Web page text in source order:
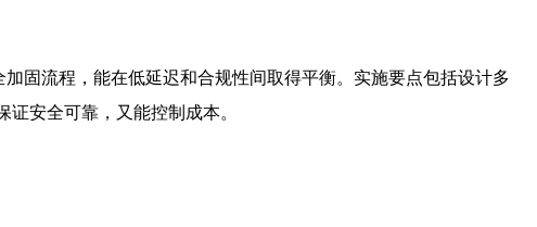
固流程，能在低延迟和合规性间取得平衡。实施要点包括设计多
安全可靠，又能控制成本。